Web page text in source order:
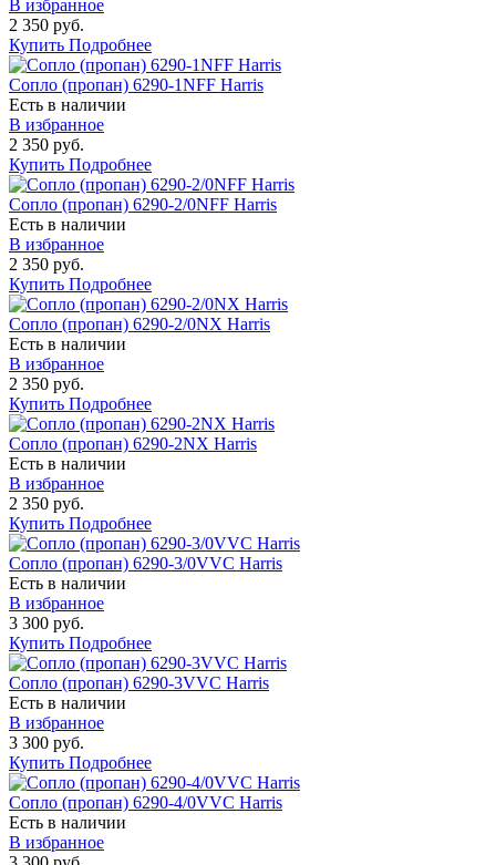
В избранное
2 350 руб.
Купить Подробнее
Сопло (пропан) 6290-1NFF Harris
Есть в наличии
В избранное
2 350 руб.
Купить Подробнее
Сопло (пропан) 6290-2/0NFF Harris
Есть в наличии
В избранное
2 350 руб.
Купить Подробнее
Сопло (пропан) 6290-2/0NX Harris
Есть в наличии
В избранное
2 350 руб.
Купить Подробнее
Сопло (пропан) 6290-2NX Harris
Есть в наличии
В избранное
2 350 руб.
Купить Подробнее
Сопло (пропан) 6290-3/0VVC Harris
Есть в наличии
В избранное
3 300 руб.
Купить Подробнее
Сопло (пропан) 6290-3VVC Harris
Есть в наличии
В избранное
3 300 руб.
Купить Подробнее
Сопло (пропан) 6290-4/0VVC Harris
Есть в наличии
В избранное